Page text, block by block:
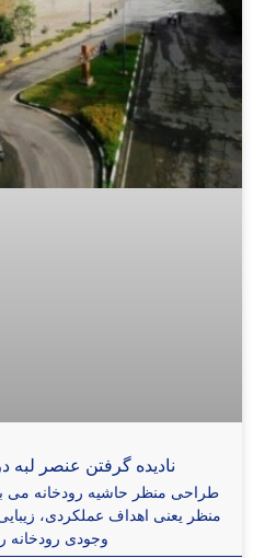
نادیده گرفتن عنصر لبه
طراحی منظر حاشیه رودخانه می
منظر یعنی اهداف عملکردی،
وجودی رودخانه